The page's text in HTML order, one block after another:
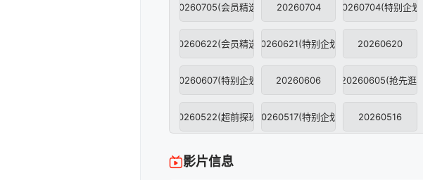
20260705(会员精选) 20260704 20260704(特别企划)
20260622(会员精选) 20260621(特别企划) 20260620
20260607(特别企划) 20260606 20260605(抢先逛)
20260522(超前探班) 20260517(特别企划) 20260516
20260424(超前探班)
影片信息